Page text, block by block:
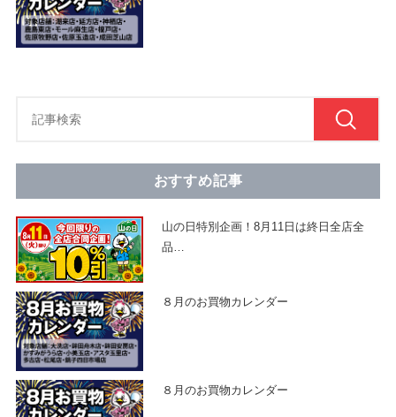
おすすめ記事
山の日特別企画！8月11日は終日全店全
品
８月のお買物カレンダー
８月のお買物カレンダー